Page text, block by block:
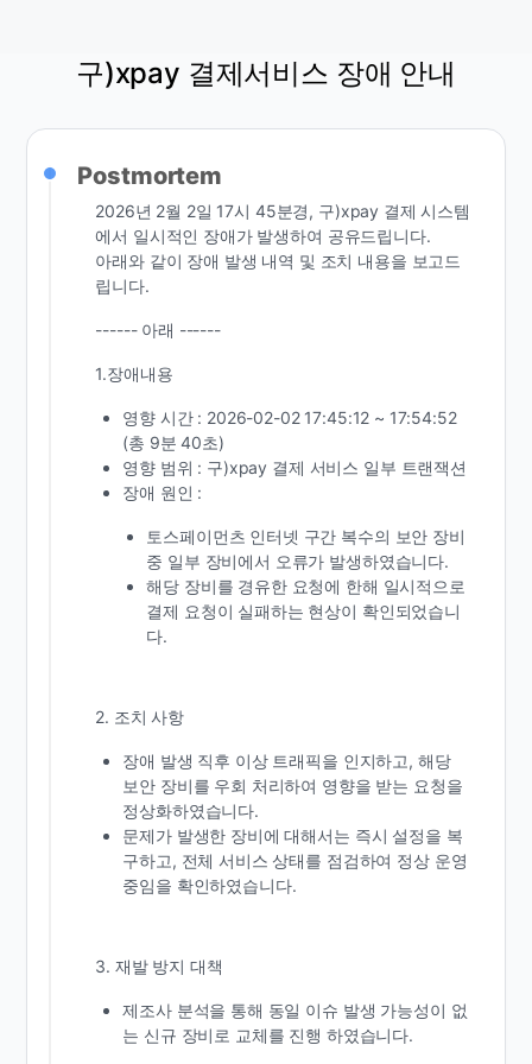
구)xpay 결제서비스 장애 안내
Postmortem
2026년 2월 2일 17시 45분경, 구)xpay 결제 시스템
에서 일시적인 장애가 발생하여 공유드립니다.
아래와 같이 장애 발생 내역 및 조치 내용을 보고드
립니다.
------ 아래 ------
1.장애내용
영향 시간 : 2026-02-02 17:45:12 ~ 17:54:52
(총 9분 40초)
영향 범위 : 구)xpay 결제 서비스 일부 트랜잭션
장애 원인 :
토스페이먼츠 인터넷 구간 복수의 보안 장비
중 일부 장비에서 오류가 발생하였습니다.
해당 장비를 경유한 요청에 한해 일시적으로
결제 요청이 실패하는 현상이 확인되었습니
다.
2. 조치 사항
장애 발생 직후 이상 트래픽을 인지하고, 해당
보안 장비를 우회 처리하여 영향을 받는 요청을
정상화하였습니다.
문제가 발생한 장비에 대해서는 즉시 설정을 복
구하고, 전체 서비스 상태를 점검하여 정상 운영
중임을 확인하였습니다.
3. 재발 방지 대책
제조사 분석을 통해 동일 이슈 발생 가능성이 없
는 신규 장비로 교체를 진행 하였습니다.